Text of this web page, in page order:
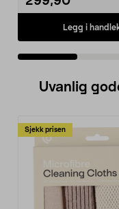
Legg i
Uvanlig
Sjekk prisen